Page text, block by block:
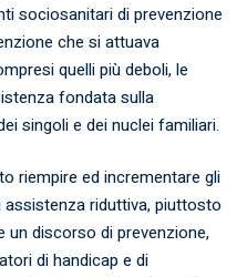
sociosanitari di prevenzione
che si attuava
quelli più deboli, le
fondata sulla
singoli e dei nuclei familiari.
riempire ed incrementare gli
riduttiva, piuttosto
un discorso di prevenzione,
di handicap e di